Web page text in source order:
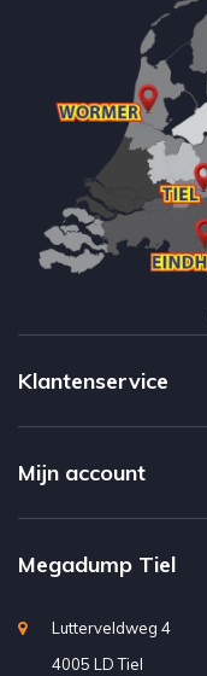
Klantenservice
Mijn account
Megadump Tiel
Lutterveldweg 4
4005 LD Tiel